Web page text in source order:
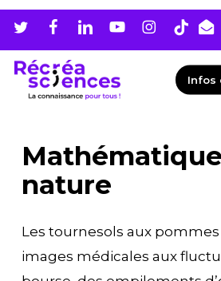
Skip
main
content
Infos
nature
Les tournesols aux
images médicales aux